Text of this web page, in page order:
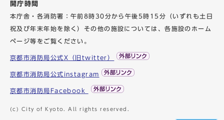
開庁時間
本庁舎・各消防署：午前8時30分から午後5時15分（いずれも土日
祝及び年末年始を除く）その他の施設については、各施設のホーム
ページ等をご覧ください。
京都市消防局公式X（旧twitter）
京都市消防局公式instagram
京都市消防局Facebook
(c) City of Kyoto. All rights reserved.